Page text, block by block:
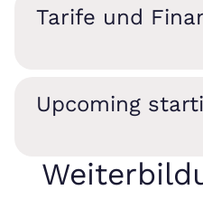
Tarife und
Upcoming